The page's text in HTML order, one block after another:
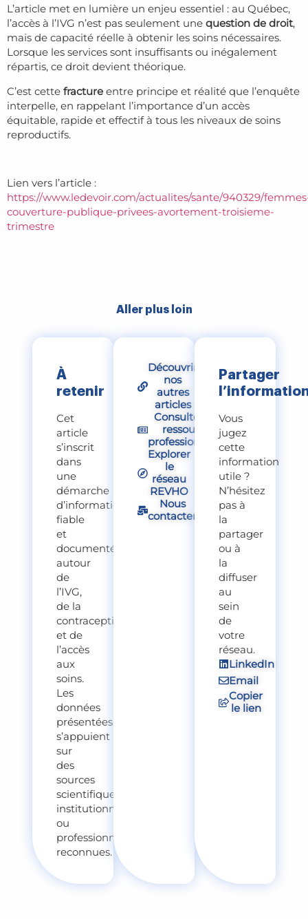
L’article met en lumière un enjeu essentiel : au Québec,
l’accès à l’IVG n’est pas seulement une question de droit,
mais de capacité réelle à obtenir les soins nécessaires.
Lorsque les services sont insuffisants ou inégalement
répartis, ce droit devient théorique.
C’est cette fracture entre principe et réalité que l’enquête
interpelle, en rappelant l’importance d’un accès
équitable, rapide et effectif à tous les niveaux de soins
reproductifs.
Lien vers l’article :
https://www.ledevoir.com/actualites/sante/940329/
couverture-publique-privees-avortement-troisieme-
trimestre
Aller plus loin
À
retenir
Cet
article
s’inscrit
dans
une
démarche
d’information
fiable
et
documentée
autour
de
l’IVG,
de la
contraception
et de
l’accès
aux
soins.
Les
données
présentées
s’appuient
sur
des
sources
scientifiques,
institutionnelles
ou
professionnelles
reconnues.
Découvrir
nos
autres
articles
Consulter nos
ressources
professionnelles
Explorer
le
réseau
REVHO
Nous
contacter
Partager
Vous
jugez
cette
information
utile ?
N’hésitez
pas à
la
partager
ou à
la
diffuser
au
sein
de
votre
réseau.
LinkedIn
Email
Copier
le lien